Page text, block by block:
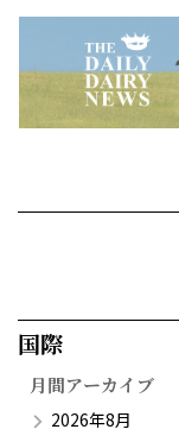
国際​
月間アーカイブ
2026年8月